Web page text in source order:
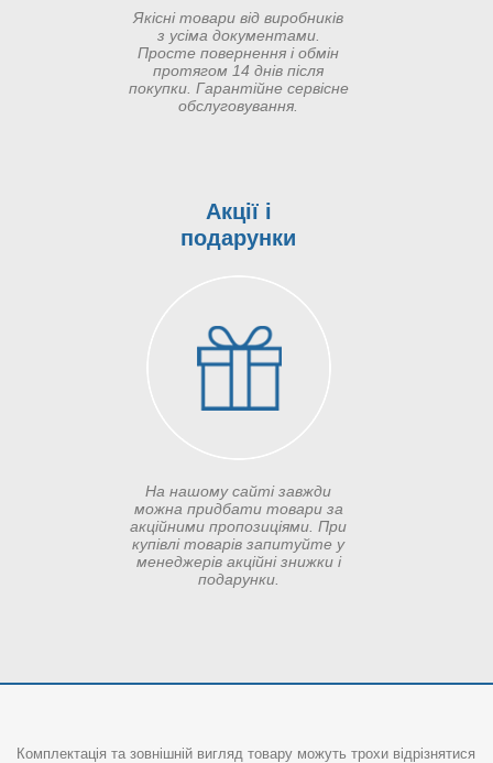
Якісні товари від виробників
з усіма документами.
Просте повернення і обмін
протягом 14 днів після
покупки. Гарантійне сервісне
обслуговування.
Акції і
подарунки
На нашому сайті завжди
можна придбати товари за
акційними пропозиціями. При
купівлі товарів запитуйте у
менеджерів акційні знижки і
подарунки.
Комплектація та зовнішній вигляд товару можуть трохи відрізнятися